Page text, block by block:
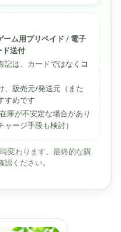
ーム用プリペイド / 電子
ド送付
記は、カードではなく コ
、販売元/発送元（また
すめです
庫が不安定な場合があり
ージ手段も検討）
変わります。最終的な購
ください。